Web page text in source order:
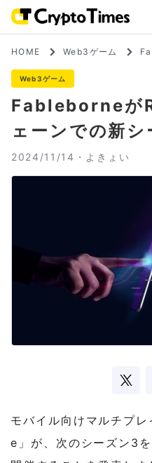
HOME Web3ゲーム
Web3ゲーム
Fableborneが
ェーンでの新
2024/11/14・ よきょい
モバイル向けマルチプ
e」が、次のシーズン3を